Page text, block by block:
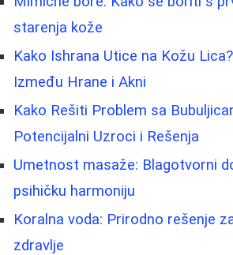
starenja kože
Kako Ishrana Utice na Kožu
Između Hrane i Akni
Kako Rešiti Problem sa
Potencijalni Uzroci i Rešenja
Umetnost masaže: Blagotvorni
psihičku harmoniju
Koralna voda: Prirodno rešenje
zdravlje